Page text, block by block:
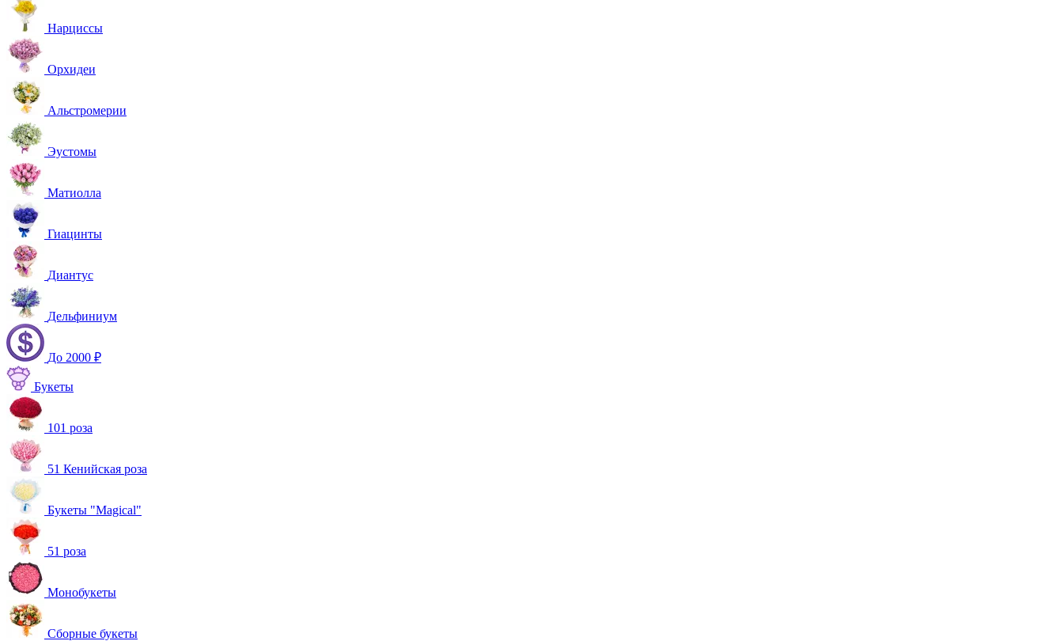
Нарциссы
Орхидеи
Альстромерии
Эустомы
Матиолла
Гиацинты
Диантус
Дельфиниум
До 2000 ₽
Букеты
101 роза
51 Кенийская роза
Букеты "Magical"
51 роза
Монобукеты
Сборные букеты